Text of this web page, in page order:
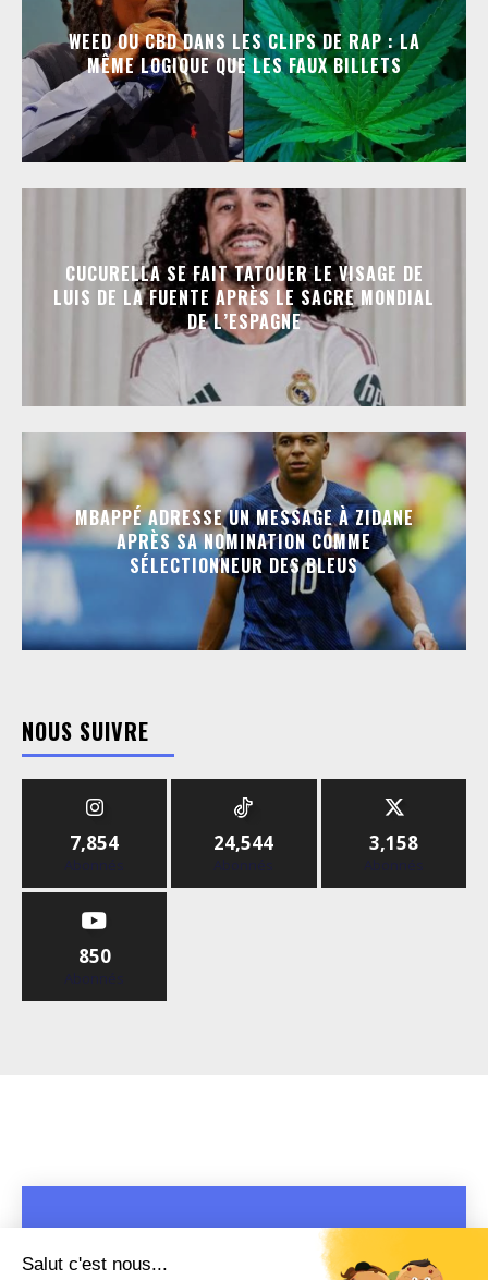
WEED OU CBD DANS LES CLIPS DE RAP : LA
MÊME LOGIQUE QUE LES FAUX BILLETS
CUCURELLA SE FAIT TATOUER LE VISAGE DE
LUIS DE LA FUENTE APRÈS LE SACRE MONDIAL
DE L’ESPAGNE
MBAPPÉ ADRESSE UN MESSAGE À ZIDANE
APRÈS SA NOMINATION COMME
SÉLECTIONNEUR DES BLEUS
NOUS SUIVRE
7,854
Abonnés
24,544
Abonnés
3,158
Abonnés
850
Abonnés